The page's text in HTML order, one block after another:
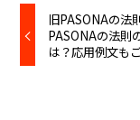
旧PASONAの法
PASONAの法則
は？応用例文も